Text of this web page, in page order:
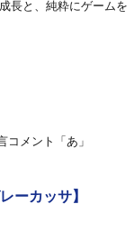
長と、純粋にゲームを
メント「あ」
ーカッサ】